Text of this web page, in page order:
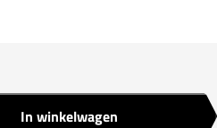
In winkelwagen